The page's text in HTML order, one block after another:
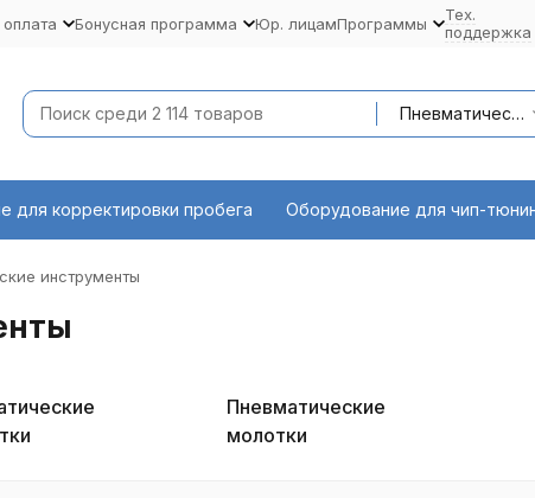
Бонусная программа Юр. лицамПрограммы
Тех.
поддержка
Пневматические инструменты
для корректировки пробега Оборудование для чип-
инструменты
Пневматические
молотки